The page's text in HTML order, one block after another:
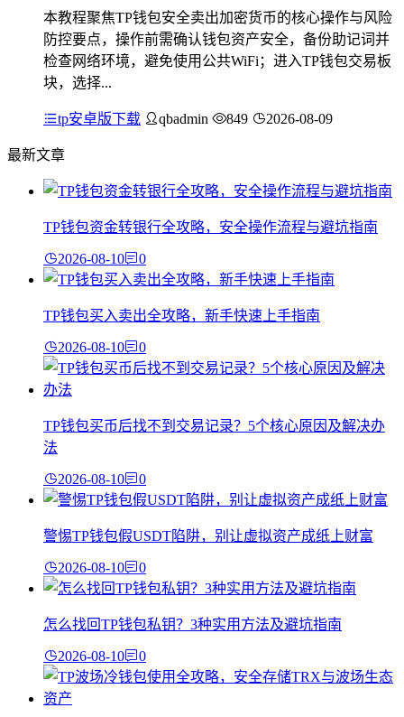
本教程聚焦TP钱包安全卖出加密货币的核心操作与风险
防控要点，操作前需确认钱包资产安全，备份助记词并
检查网络环境，避免使用公共WiFi；进入TP钱包交易板
块，选择...
tp安卓版下载 qbadmin 849 2026-08-09
最新文章
TP钱包资金转银行全攻略，安全操作流程与避坑指南
2026-08-10 0
TP钱包买入卖出全攻略，新手快速上手指南
2026-08-10 0
TP钱包买币后找不到交易记录？5个核心原因及解决办
法
2026-08-10 0
警惕TP钱包假USDT陷阱，别让虚拟资产成纸上财富
2026-08-10 0
怎么找回TP钱包私钥？3种实用方法及避坑指南
2026-08-10 0